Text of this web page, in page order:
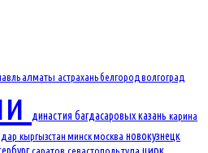
алматы астраханьбелгород волгоград
династия багдасаровыхказань карина
кыргызстан минскмосква новокузнецк
саратов севастопольтула цирк